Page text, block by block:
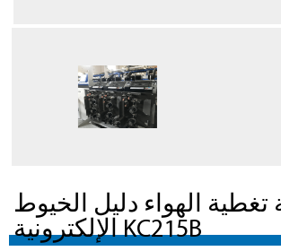
تغطية الهواء دليل الخيوط
الإلكترونية KC215B